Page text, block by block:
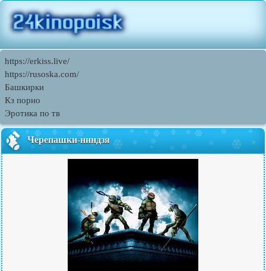
https://erkiss.live/
https://rusoska.com/
Башкирки
Кз порно
Эротика по тв
Черепашки-ниндзя